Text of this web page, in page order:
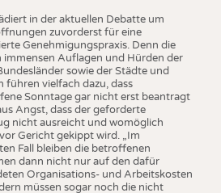
in der aktuellen Debatte um
zuvorderst für eine
Genehmigungspraxis. Denn die
immensen Auflagen und Hürden der
sowie der Städte und
führen vielfach dazu, dass
Sonntage gar nicht erst beantragt
Angst, dass der geforderte
nicht ausreicht und womöglich
Gericht gekippt wird. „Im
Fall bleiben die betroffenen
dann nicht nur auf den dafür
Organisations- und Arbeitskosten
müssen sogar noch die nicht